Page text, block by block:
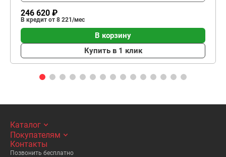
246 620 ₽
В кредит от 8 221/мес
В корзину
Купить в 1 клик
Каталог
Покупателям
Контакты
Позвонить бесплатно